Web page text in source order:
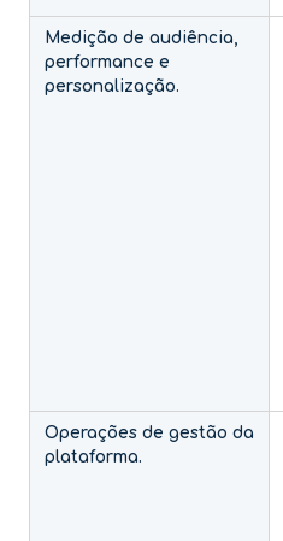
Medição de audiência,
performance e
personalização.
Operações de gestão da
plataforma.